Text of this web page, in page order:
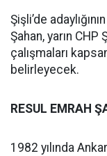
Şişli’de
Şahan, yarın
çalışmaları
belirleyecek.
RESUL EMRAH
1982 yılında